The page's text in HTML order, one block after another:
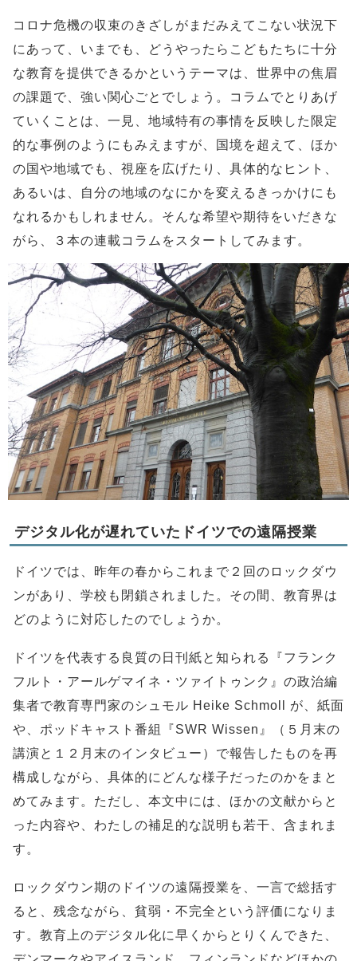
コロナ危機の収束のきざしがまだみえてこない状況下
にあって、いまでも、どうやったらこどもたちに十分
な教育を提供できるかというテーマは、世界中の焦眉
の課題で、強い関心ごとでしょう。コラムでとりあげ
ていくことは、一見、地域特有の事情を反映した限定
的な事例のようにもみえますが、国境を超えて、ほか
の国や地域でも、視座を広げたり、具体的なヒント、
あるいは、自分の地域のなにかを変えるきっかけにも
なれるかもしれません。そんな希望や期待をいだきな
がら、３本の連載コラムをスタートしてみます。
デジタル化が遅れていたドイツでの遠隔授業
ドイツでは、昨年の春からこれまで２回のロックダウ
ンがあり、学校も閉鎖されました。その間、教育界は
どのように対応したのでしょうか。
ドイツを代表する良質の日刊紙と知られる『フランク
フルト・アールゲマイネ・ツァイトゥンク』の政治編
集者で教育専門家のシュモル Heike Schmoll が、紙面
や、ポッドキャスト番組『SWR Wissen』（５月末の
講演と１２月末のインタビュー）で報告したものを再
構成しながら、具体的にどんな様子だったのかをまと
めてみます。ただし、本文中には、ほかの文献からと
った内容や、わたしの補足的な説明も若干、含まれま
す。
ロックダウン期のドイツの遠隔授業を、一言で総括す
ると、残念ながら、貧弱・不完全という評価になりま
す。教育上のデジタル化に早くからとりくんできた、